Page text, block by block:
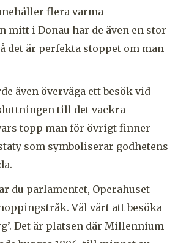
flera varma
mitt i Donau har de även en stor
det är perfekta stoppet om man
även överväga ett besök vid
till det vackra
topp man för övrigt finner
som symboliserar godhetens
du parlamentet, Operahuset
Väl värt att besöka
Det är platsen där Millennium